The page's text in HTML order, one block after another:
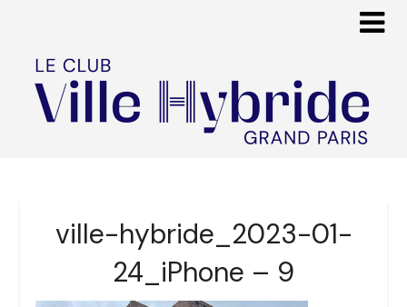
ville-hybride_2023-01-
24_iPhone – 9